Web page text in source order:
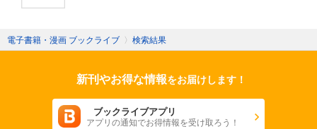
電子書籍・漫画 ブックライブ 〉 検索結果
新刊やお得な情報をお届けします！
ブックライブアプリ
アプリの通知でお得情報を受け取ろう！